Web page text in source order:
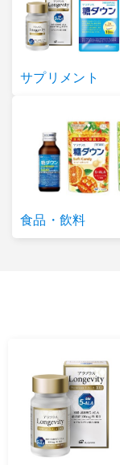
サプリメント
食品・飲料